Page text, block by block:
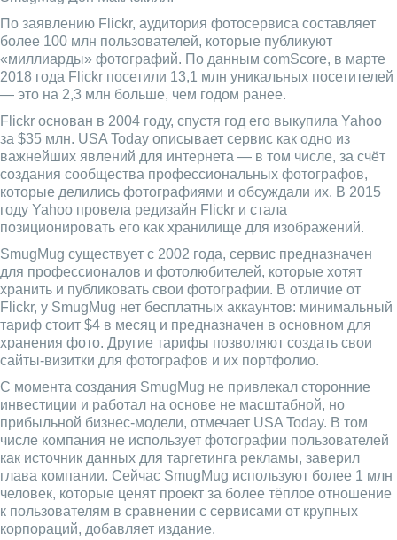
По заявлению Flickr, аудитория фотосервиса составляет
более 100 млн пользователей, которые публикуют
«миллиарды» фотографий. По данным comScore, в марте
2018 года Flickr посетили 13,1 млн уникальных посетителей
— это на 2,3 млн больше, чем годом ранее.
Flickr основан в 2004 году, спустя год его выкупила Yahoo
за $35 млн. USA Today описывает сервис как одно из
важнейших явлений для интернета — в том числе, за счёт
создания сообщества профессиональных фотографов,
которые делились фотографиями и обсуждали их. В 2015
году Yahoo провела редизайн Flickr и стала
позиционировать его как хранилище для изображений.
SmugMug существует с 2002 года, сервис предназначен
для профессионалов и фотолюбителей, которые хотят
хранить и публиковать свои фотографии. В отличие от
Flickr, у SmugMug нет бесплатных аккаунтов: минимальный
тариф стоит $4 в месяц и предназначен в основном для
хранения фото. Другие тарифы позволяют создать свои
сайты-визитки для фотографов и их портфолио.
С момента создания SmugMug не привлекал сторонние
инвестиции и работал на основе не масштабной, но
прибыльной бизнес-модели, отмечает USA Today. В том
числе компания не использует фотографии пользователей
как источник данных для таргетинга рекламы, заверил
глава компании. Сейчас SmugMug используют более 1 млн
человек, которые ценят проект за более тёплое отношение
к пользователям в сравнении с сервисами от крупных
корпораций, добавляет издание.